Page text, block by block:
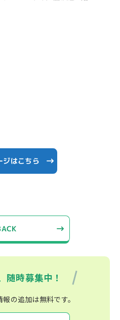
ジはこちら
随時募集中！
の追加は無料です。